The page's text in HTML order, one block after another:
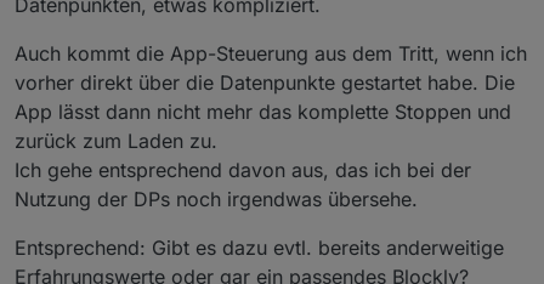
Datenpunkten, etwas kompliziert.
Auch kommt die App-Steuerung aus dem Tritt, wenn ich
vorher direkt über die Datenpunkte gestartet habe. Die
App lässt dann nicht mehr das komplette Stoppen und
zurück zum Laden zu.
Ich gehe entsprechend davon aus, das ich bei der
Nutzung der DPs noch irgendwas übersehe.
Entsprechend: Gibt es dazu evtl. bereits anderweitige
Erfahrungswerte oder gar ein passendes Blockly?